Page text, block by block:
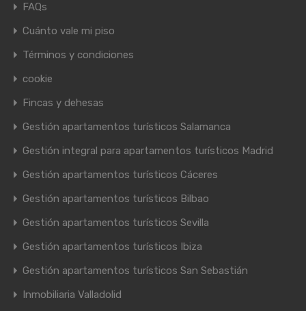
FAQs
Cuánto vale mi piso
Términos y condiciones
cookie
Fincas y dehesas
Gestión apartamentos turísticos Salamanca
Gestión integral para apartamentos turísticos Madrid
Gestión apartamentos turísticos Cáceres
Gestión apartamentos turísticos Bilbao
Gestión apartamentos turísticos Sevilla
Gestión apartamentos turísticos Ibiza
Gestión apartamentos turísticos San Sebastián
Inmobiliaria Valladolid